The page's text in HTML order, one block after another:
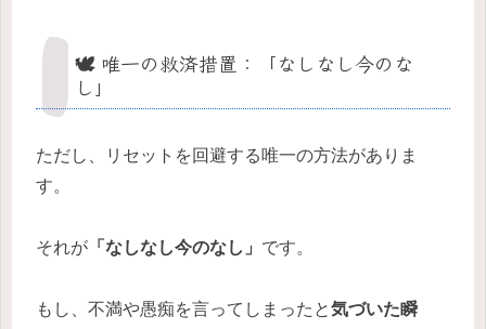
🕊 唯一の救済措置：「なしなし今のな
し」
ただし、リセットを回避する唯一の方法がありま
す。
それが 「なしなし今のなし」 です。
もし、不満や愚痴を言ってしまったと気づいた瞬